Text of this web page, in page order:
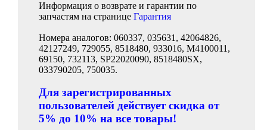
Информация о возврате и гарантии по
запчастям на странице Гарантия
Номера аналогов: 060337, 035631, 42064826,
42127249, 729055, 8518480, 933016, M4100011,
69150, 732113, SP22020090, 8518480SX,
033790205, 750035.
Для зарегистрированных
пользователей действует скидка от
5% до 10% на все товары!